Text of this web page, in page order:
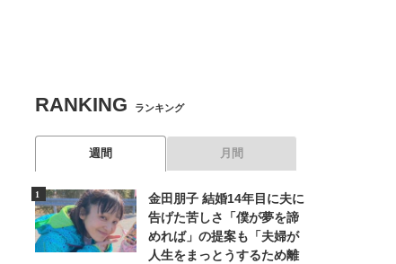
RANKING ランキング
週間 月間
金田朋子 結婚14年目に夫に
告げた苦しさ「僕が夢を諦
めれば」の提案も「夫婦が
人生をまっとうするため離